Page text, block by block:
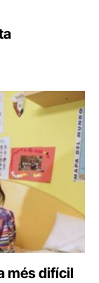
més difícil